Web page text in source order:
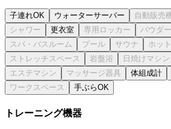
子連れOK ウォーターサーバー
更衣室
体組成計
手ぶらOK
トレーニング機器